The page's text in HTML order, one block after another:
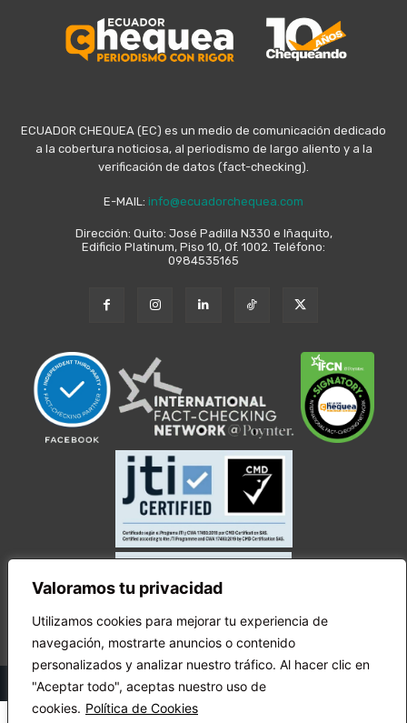
Valoramos tu privacidad
Utilizamos cookies para mejorar tu experiencia de
navegación, mostrarte anuncios o contenido
personalizados y analizar nuestro tráfico. Al hacer clic en
"Aceptar todo", aceptas nuestro uso de
cookies. Política de Cookies
ECUADOR CHEQUEA (EC) es un medio de comunicación dedicado
a la cobertura noticiosa, al periodismo de largo aliento y a la
verificación de datos (fact-checking).
E-MAIL: info@ecuadorchequea.com
Dirección: Quito: José Padilla N330 e Iñaquito,
Edificio Platinum, Piso 10, Of. 1002. Teléfono:
0984535165
© Copyright Ecuador Chequea 2025.